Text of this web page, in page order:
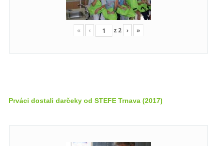
« ‹ z2 › »
Prváci dostali darčeky od STEFE Trnava (2017)